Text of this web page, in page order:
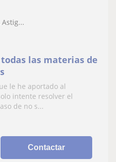
las materias de
le he aportado al
intente resolver el
de no s...
Contactar